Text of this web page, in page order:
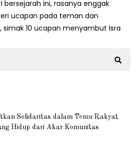
ini, rasanya enggak
ucapan pada teman dan
simak 10 ucapan menyambut Isra
Solidaritas dalam Temu Rakyat
Hidup dari Akar Komunitas